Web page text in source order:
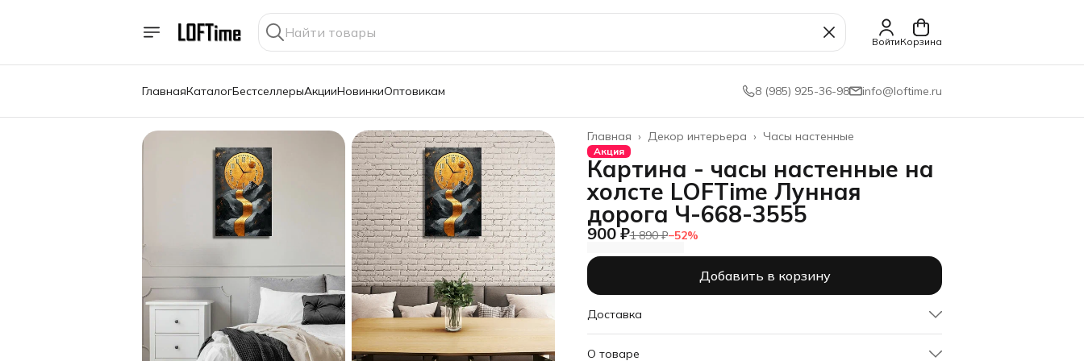
ВойтиКорзина
ГлавнаяКаталогБестселлерыАкцииНовинкиОптовикам 8 (985) 925-36-98 info@loftime.ru
Часы настенные
Декор интерьера ›
Главная ›
Акция
Картина - часы настенные на
холсте LOFTime Лунная
дорога Ч-668-3555
900 ₽1 890 ₽−52%
Добавить в корзину
Доставка
О товаре